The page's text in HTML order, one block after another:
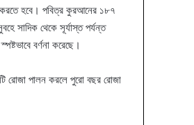
করতে হবে। পবিত্র কুরআনের ১৮৭
সাদিক থেকে সূর্যাস্ত পর্যন্ত
বর্ণনা করেছে।
রোজা পালন করলে পুরো বছর রোজা